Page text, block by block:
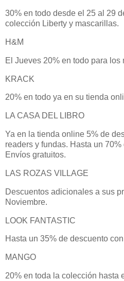
30% en todo desde el 25 al 29
colección Liberty y mascarillas.
H&M
El Jueves 20% en todo para los
KRACK
20% en todo ya en su tienda
LA CASA DEL LIBRO
Ya en la tienda online 5% de
readers y fundas. Hasta un
Envíos gratuitos.
LAS ROZAS VILLAGE
Descuentos adicionales a sus
Noviembre.
LOOK FANTASTIC
Hasta un 35% de descuento
MANGO
20% en toda la colección hasta